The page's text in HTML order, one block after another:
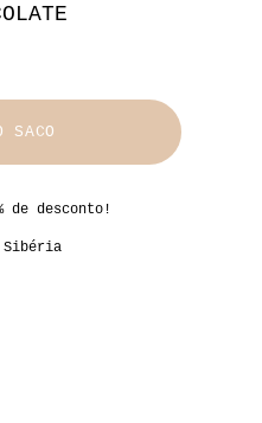
SACO
de desconto!
Sibéria